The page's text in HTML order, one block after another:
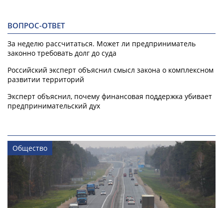
ВОПРОС-ОТВЕТ
За неделю рассчитаться. Может ли предприниматель
законно требовать долг до суда
Российский эксперт объяснил смысл закона о комплексном
развитии территорий
Эксперт объяснил, почему финансовая поддержка убивает
предпринимательский дух
Общество